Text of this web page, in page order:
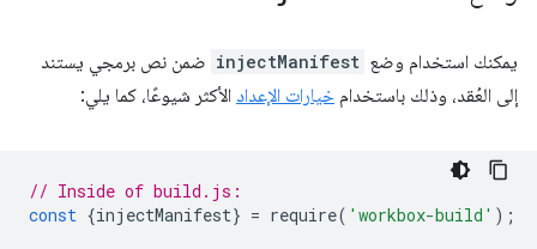
يمكنك استخدام وضع injectManifest ضمن نص برمجي يستند
إلى العُقد، وذلك باستخدام خيارات الإعداد الأكثر شيوعًا، كما يلي:
// Inside of build.js:
const {injectManifest} = require( 'workbox-build' );